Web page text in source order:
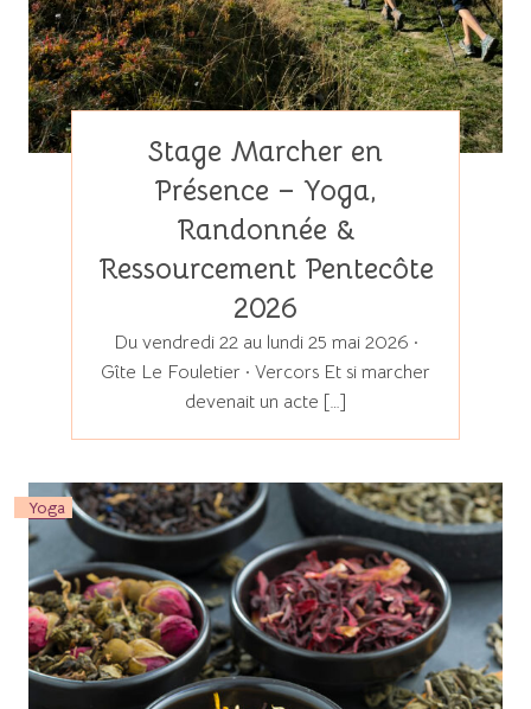
Stage Marcher en
Présence – Yoga,
Randonnée &
Ressourcement Pentecôte
2026
Du vendredi 22 au lundi 25 mai 2026 ·
Gîte Le Fouletier · Vercors Et si marcher
devenait un acte […]
Yoga